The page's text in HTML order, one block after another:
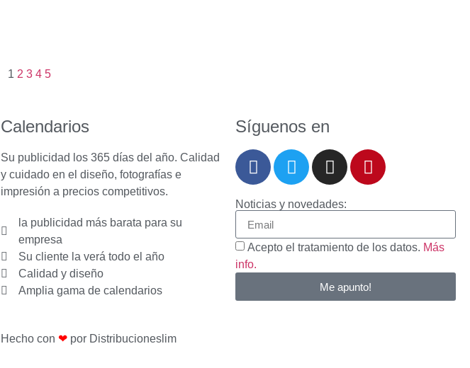
1 2 3 4 5
Calendarios
Su publicidad los 365 días del año. Calidad
y cuidado en el diseño, fotografías e
impresión a precios competitivos.
la publicidad más barata para su
empresa
Su cliente la verá todo el año
Calidad y diseño
Amplia gama de calendarios
Síguenos en
Noticias y novedades:
Acepto el tratamiento de los datos. Más
info.
Me apunto!
Hecho con ❤ por Distribucioneslim